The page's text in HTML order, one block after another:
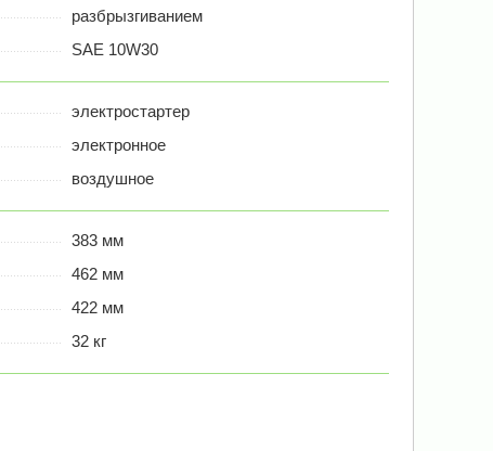
разбрызгиванием
SAE 10W30
электростартер
электронное
воздушное
383 мм
462 мм
422 мм
32 кг